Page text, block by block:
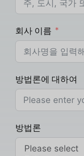
회사 이름
방법론에 대하여
방법론